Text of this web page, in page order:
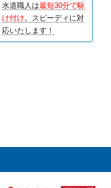
水道職人は最短30分で駆
け付け。スピーディに対
応いたします！